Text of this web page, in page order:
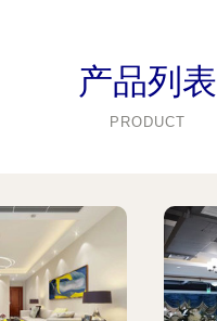
产品列表
PRODUCT